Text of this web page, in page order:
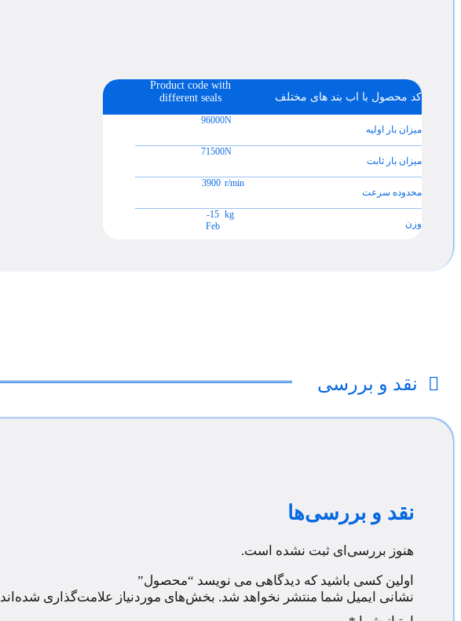
کد محصول با اب بند های مختلف
Product code with
different seals
میزان بار اولیه
N
96000
میزان بار ثابت
N
71500
محدوده سرعت
r/min
3900
وزن
kg
15-
Feb
نقد و بررسی
نقد و بررسی‌ها
هنوز بررسی‌ای ثبت نشده است.
اولین کسی باشید که دیدگاهی می نویسد “محصول”
نشانی ایمیل شما منتشر نخواهد شد. بخش‌های موردنیاز علامت‌گذاری شده‌اند